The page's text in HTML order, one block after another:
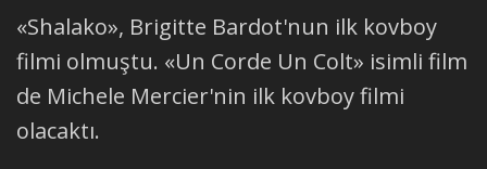
«Shalako», Brigitte Bardot'nun ilk kovboy
filmi olmuştu. «Un Corde Un Colt» isimli film
de Michele Mercier'nin ilk kovboy filmi
olacaktı.